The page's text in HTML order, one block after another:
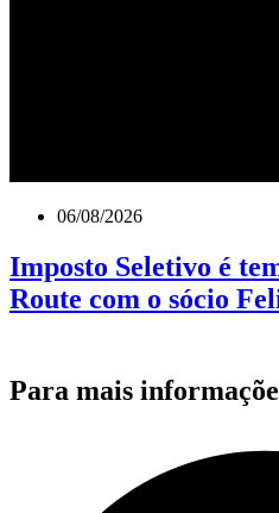
06/08/2026
Imposto Seletivo é
Route com o sócio
Para mais